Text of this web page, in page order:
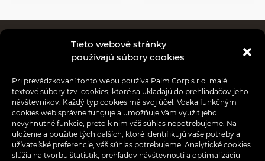
Tieto webové stránky
používajú súbory cookies
Pri prevádzkovaní tohto webu používa Palm Corp s.r.o. malé
textové súbory tzv. cookies, ktoré sa ukladajú do prehliadačov jeho
návštevníkov. Každý typ cookies má svoj účel. Vďaka funkčným
cookies web správne funguje a umožňuje Vám využiť jeho
nevyhnutné funkcie, preto k nim váš súhlas nepotrebujeme. Na
uloženie a použitie tých ďalších, ktoré identifikujú vaše potreby a
užívateľské preferencie, váš súhlas potrebujeme. Analytické cookies
slúžia na tvorbu štatistík, prehľadov návštevnosti a optimalizáciu
Obchody
Reštaurácie
Aktuality
Akcie
Informácie pre nájomcov